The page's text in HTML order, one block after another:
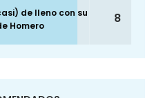
de lleno con su
Homero
8